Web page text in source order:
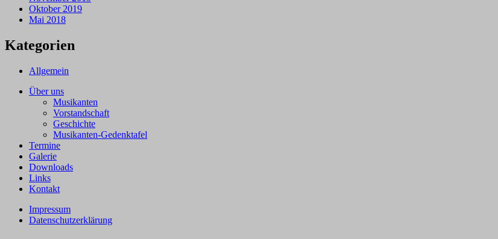
Oktober 2019
Mai 2018
Kategorien
Allgemein
Über uns
Musikanten
Vorstandschaft
Geschichte
Musikanten-Gedenktafel
Termine
Galerie
Downloads
Links
Kontakt
Impressum
Datenschutzerklärung